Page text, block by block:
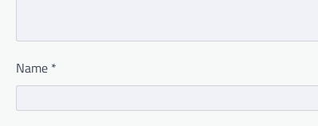
Name *